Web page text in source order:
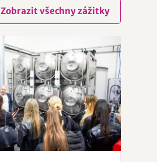
Zobrazit všechny zážitky